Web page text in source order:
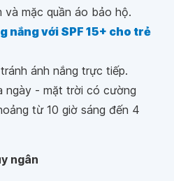
và mặc quần áo bảo hộ.
nắng với SPF 15+ cho trẻ
ánh nắng trực tiếp.
ngày - mặt trời có cường
từ 10 giờ sáng đến 4
ngân